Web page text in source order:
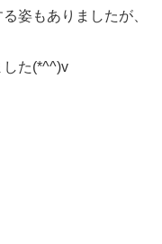
姿もありましたが、
した(*^^)v